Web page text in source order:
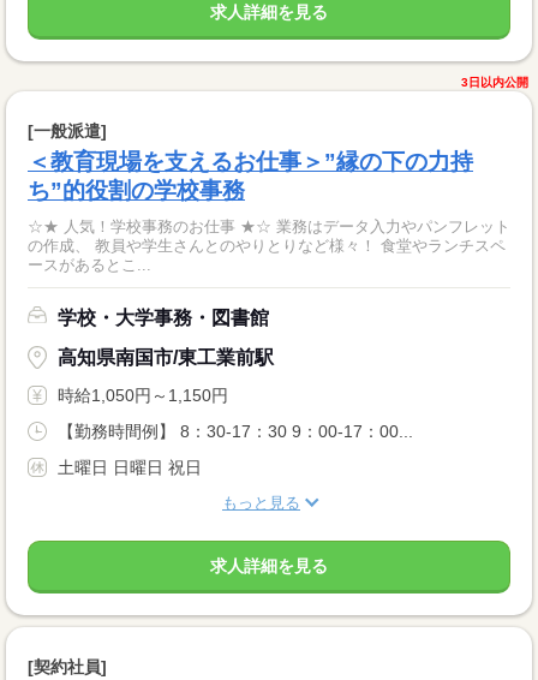
求人詳細を見る
3日以内公開
[一般派遣]
＜教育現場を支えるお仕事＞”縁の下の力持
ち”的役割の学校事務
☆★ 人気！学校事務のお仕事 ★☆ 業務はデータ入力やパンフレット
の作成、 教員や学生さんとのやりとりなど様々！ 食堂やランチスペ
ースがあるとこ...
学校・大学事務・図書館
高知県南国市/東工業前駅
時給1,050円～1,150円
【勤務時間例】 8：30-17：30 9：00-17：00...
土曜日 日曜日 祝日
もっと見る
求人詳細を見る
[契約社員]